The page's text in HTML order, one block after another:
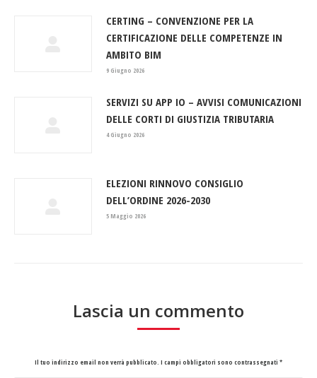
CERTING – CONVENZIONE PER LA
CERTIFICAZIONE DELLE COMPETENZE IN
AMBITO BIM
9 Giugno 2026
SERVIZI SU APP IO – AVVISI COMUNICAZIONI
DELLE CORTI DI GIUSTIZIA TRIBUTARIA
4 Giugno 2026
ELEZIONI RINNOVO CONSIGLIO
DELL’ORDINE 2026-2030
5 Maggio 2026
Lascia un commento
Il tuo indirizzo email non verrà pubblicato. I campi obbligatori sono contrassegnati *